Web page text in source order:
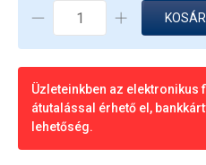
Üzleteinkben az
átutalással érhető el,
lehetőség.